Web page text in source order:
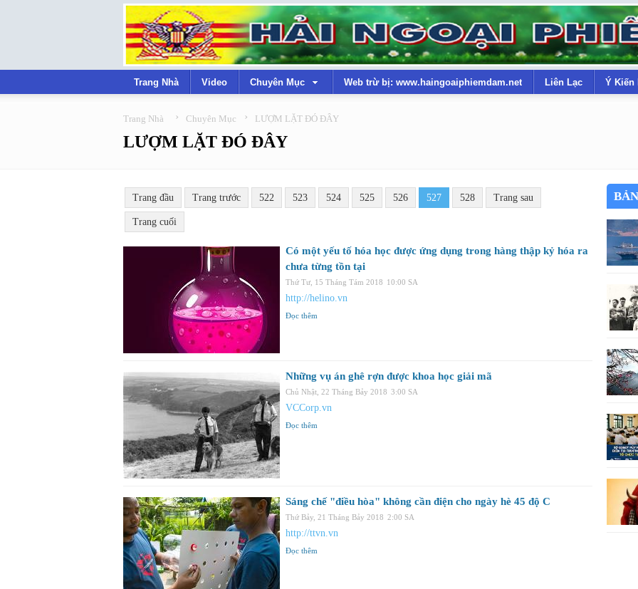
Trang Nhà Video Chuyên Mục Web trừ bị: www.haingoaiphiemdam.net Liên Lạc Ý Kiến
Trang Nhà › Chuyên Mục › LƯỢM LẶT ĐÓ ĐÂY
LƯỢM LẶT ĐÓ ĐÂY
Trang đầu Trang trước 522 523 524 525 526 527 528 Trang sau
Trang cuối
Có một yếu tố hóa học được ứng dụng trong hàng thập kỷ hóa ra
chưa từng tồn tại
Thứ Tư, 15 Tháng Tám 2018 10:00 SA
http://helino.vn
Đọc thêm
Những vụ án ghê rợn được khoa học giải mã
Chủ Nhật, 22 Tháng Bảy 2018 3:00 SA
VCCorp.vn
Đọc thêm
Sáng chế "điều hòa" không cần điện cho ngày hè 45 độ C
Thứ Bảy, 21 Tháng Bảy 2018 2:00 SA
http://ttvn.vn
Đọc thêm